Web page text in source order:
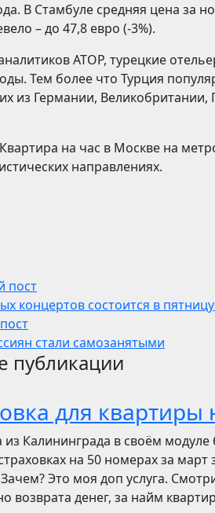
В Стамбуле средняя цена за
– до 47,8 евро (-3%).
АТОР, турецкие
Тем более что Турция
из Германии,
на час в Москве на
направлениях.
пост
концертов состоится в
стали самозанятыми
публикации
для квартиры
Калининграда в своём
на 50 номерах за
Это моя доп услуга.
возврата денег, за найм